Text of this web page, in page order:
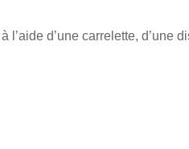
d’une carrelette, d’une